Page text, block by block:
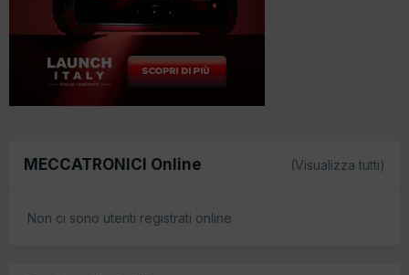
MECCATRONICI Online (Visualizza tutti)
Non ci sono utenti registrati online